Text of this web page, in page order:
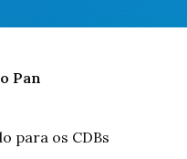
Pan
para os CDBs